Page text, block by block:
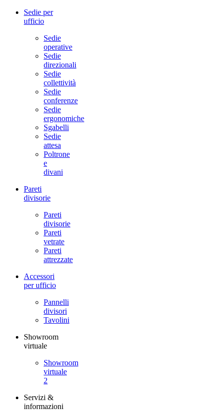
Sedie per
ufficio
Sedie
operative
Sedie
direzionali
Sedie
collettività
Sedie
conferenze
Sedie
ergonomiche
Sgabelli
Sedie
attesa
Poltrone
e
divani
Pareti
divisorie
Pareti
divisorie
Pareti
vetrate
Pareti
attrezzate
Accessori
per ufficio
Pannelli
divisori
Tavolini
Showroom
virtuale
Showroom
virtuale
2
Servizi &
informazioni